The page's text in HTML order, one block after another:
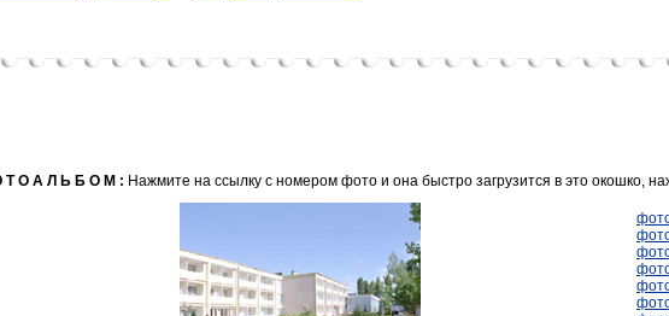
Т О А Л Ь Б О М : Нажмите на ссылку с номером фото и она быстро загрузится в это окошко,